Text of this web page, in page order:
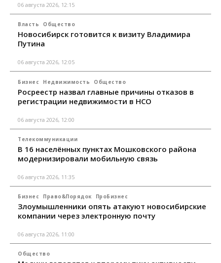
06 августа 2026, 12:15
Власть Общество
Новосибирск готовится к визиту Владимира
Путина
06 августа 2026, 12:05
Бизнес Недвижимость Общество
Росреестр назвал главные причины отказов в
регистрации недвижимости в НСО
06 августа 2026, 12:00
Телекоммуникации
В 16 населённых пунктах Мошковского района
модернизировали мобильную связь
06 августа 2026, 11:35
Бизнес Право&Порядок ПроБизнес
Злоумышленники опять атакуют новосибирские
компании через электронную почту
06 августа 2026, 11:00
Общество